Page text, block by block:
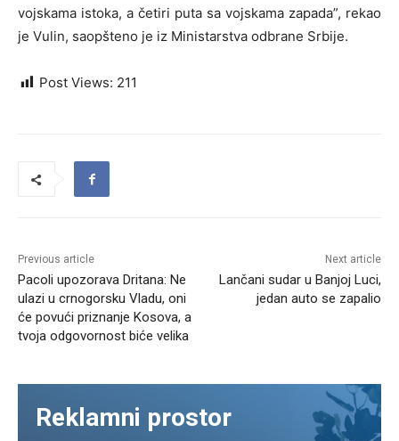
vojskama istoka, a četiri puta sa vojskama zapada”, rekao
je Vulin, saopšteno je iz Ministarstva odbrane Srbije.
Post Views: 211
Previous article
Pacoli upozorava Dritana: Ne
ulazi u crnogorsku Vladu, oni
će povući priznanje Kosova, a
tvoja odgovornost biće velika
Next article
Lančani sudar u Banjoj Luci,
jedan auto se zapalio
Reklamni prostor